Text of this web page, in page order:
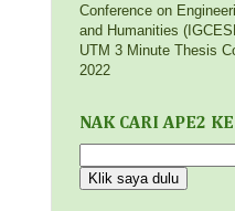
Conference on
and Humanities
UTM 3 Minute Thesis
2022
NAK CARI APE2 KE